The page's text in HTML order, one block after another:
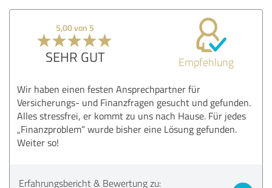
5,00 von 5
SEHR GUT Empfehlung
Wir haben einen festen Ansprechpartner für
Versicherungs- und Finanzfragen gesucht und gefunden.
Alles stressfrei, er kommt zu uns nach Hause. Für jedes
„Finanzproblem“ wurde bisher eine Lösung gefunden.
Weiter so!
Erfahrungsbericht & Bewertung zu: